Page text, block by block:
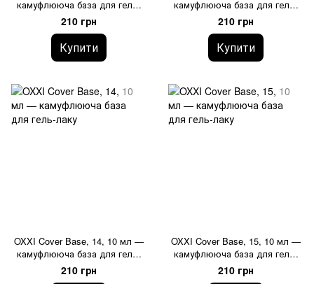
камуфлююча база для гель-
лаку
210 грн
Купити
камуфлююча база для гель-
лаку
210 грн
Купити
OXXI Cover Base, 14, 10 мл —
камуфлююча база для гель-
лаку
210 грн
OXXI Cover Base, 15, 10 мл —
камуфлююча база для гель-
лаку
210 грн